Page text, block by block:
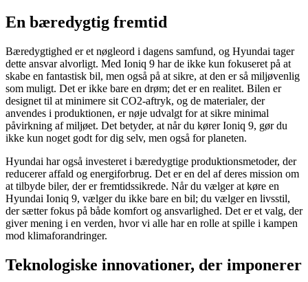
En bæredygtig fremtid
Bæredygtighed er et nøgleord i dagens samfund, og Hyundai tager
dette ansvar alvorligt. Med Ioniq 9 har de ikke kun fokuseret på at
skabe en fantastisk bil, men også på at sikre, at den er så miljøvenlig
som muligt. Det er ikke bare en drøm; det er en realitet. Bilen er
designet til at minimere sit CO2-aftryk, og de materialer, der
anvendes i produktionen, er nøje udvalgt for at sikre minimal
påvirkning af miljøet. Det betyder, at når du kører Ioniq 9, gør du
ikke kun noget godt for dig selv, men også for planeten.
Hyundai har også investeret i bæredygtige produktionsmetoder, der
reducerer affald og energiforbrug. Det er en del af deres mission om
at tilbyde biler, der er fremtidssikrede. Når du vælger at køre en
Hyundai Ioniq 9, vælger du ikke bare en bil; du vælger en livsstil,
der sætter fokus på både komfort og ansvarlighed. Det er et valg, der
giver mening i en verden, hvor vi alle har en rolle at spille i kampen
mod klimaforandringer.
Teknologiske innovationer, der imponerer